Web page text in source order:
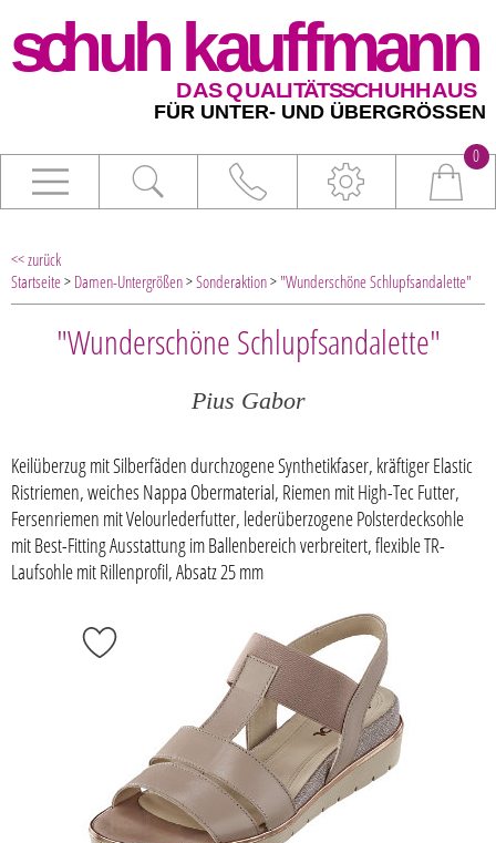
0
<< zurück
Startseite> Damen-Untergrößen>Sonderaktion> "Wunderschöne Schlupfsandalette"
"Wunderschöne Schlupfsandalette"
Pius Gabor
Keilüberzug mit Silberfäden durchzogene Synthetikfaser, kräftiger Elastic
Ristriemen, weiches Nappa Obermaterial, Riemen mit High-Tec Futter,
Fersenriemen mit Velourlederfutter, lederüberzogene Polsterdecksohle
mit Best-Fitting Ausstattung im Ballenbereich verbreitert, flexible TR-
Laufsohle mit Rillenprofil, Absatz 25 mm